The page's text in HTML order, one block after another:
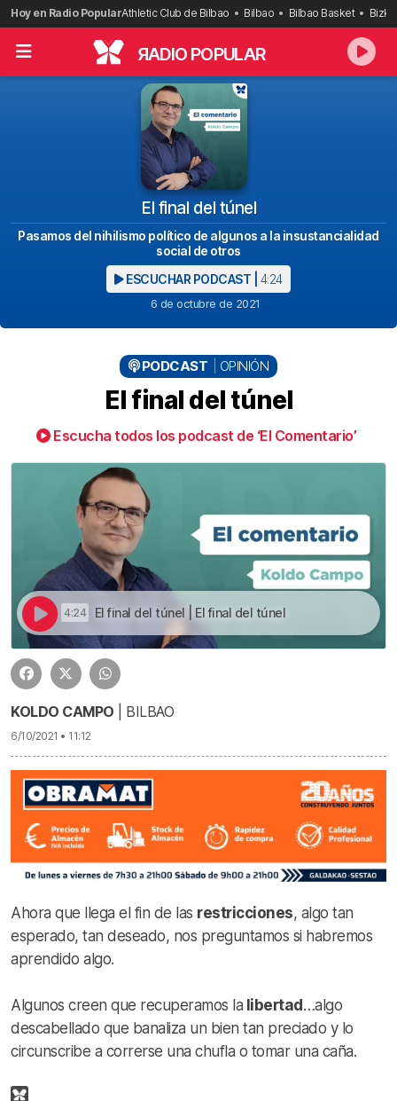
Saltar
al
contenido
Hoy en Radio PopularAthletic Club de Bilbao Bilbao Bilbao Basket
RADIO POPULAR
El final del túnel
Pasamos del nihilismo político de algunos a la insustancialidad
social de otros
ESCUCHAR PODCAST | 4:24
6 de octubre de 2021
PODCAST OPINIÓN
El final del túnel
Escucha todos los podcast de ‘El Comentario’
4:24 El final del túnel | El final del túnel
KOLDO CAMPO | BILBAO
6/10/2021 • 11:12
Ahora que llega el fin de las restricciones, algo tan
esperado, tan deseado, nos preguntamos si habremos
aprendido algo.
Algunos creen que recuperamos la libertad …algo
descabellado que banaliza un bien tan preciado y lo
circunscribe a correrse una chufla o tomar una caña.